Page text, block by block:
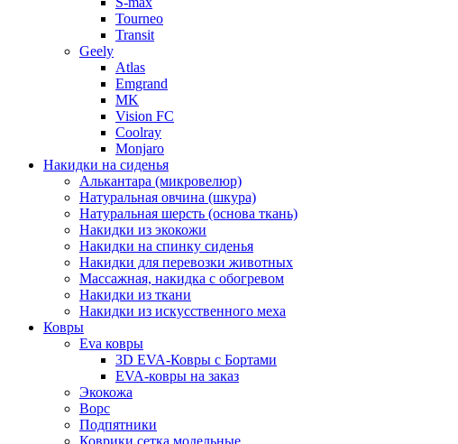
Tourneo
Transit
Geely
Atlas
Emgrand
MK
Vision FC
Coolray
Monjaro
Накидки на сиденья
Алькантара (микровелюр)
Натуральная овчина (шкура)
Натуральная шерсть (основа ткань)
Накидки из экокожи
Накидки на спинку сиденья
Накидки для перевозки животных
Массажная, накидка с обогревом
Накидки из ткани
Накидки из искусственного меха
Ковры
Eva ковры
3D EVA-Ковры с Бортами
EVA-ковры на заказ
Экокожа
Ворс
Подпятники
Коврики сетка модельные